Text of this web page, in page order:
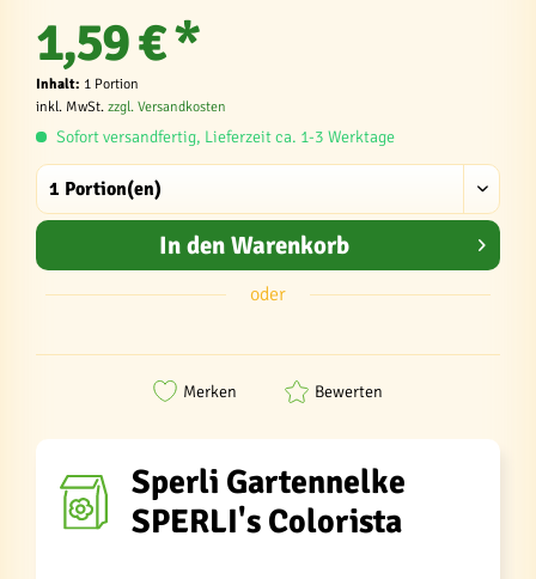
1,59 € *
Inhalt: 1 Portion
inkl. MwSt. zzgl. Versandkosten
Sofort versandfertig, Lieferzeit ca. 1-3 Werktage
In den Warenkorb
oder
Merken Bewerten
Sperli Gartennelke
SPERLI's Colorista